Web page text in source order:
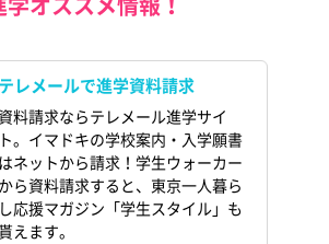
学オススメ情報！
テレメールで進学資料請求
料請求ならテレメール進学サイ
ト。イマドキの学校案内・入学願書
はネットから請求！学生ウォーカー
から資料請求すると、東京一人暮ら
し応援マガジン「学生スタイル」も
貰えます。